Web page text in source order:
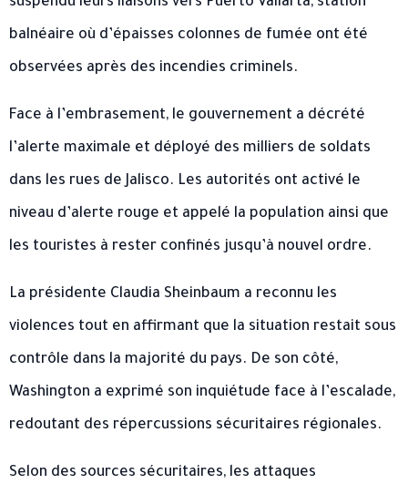
balnéaire où d’épaisses colonnes de fumée ont été
observées après des incendies criminels.
Face à l’embrasement, le gouvernement a décrété
l’alerte maximale et déployé des milliers de soldats
dans les rues de Jalisco. Les autorités ont activé le
niveau d’alerte rouge et appelé la population ainsi que
les touristes à rester confinés jusqu’à nouvel ordre.
La présidente Claudia Sheinbaum a reconnu les
violences tout en affirmant que la situation restait sous
contrôle dans la majorité du pays. De son côté,
Washington a exprimé son inquiétude face à l’escalade,
redoutant des répercussions sécuritaires régionales.
Selon des sources sécuritaires, les attaques